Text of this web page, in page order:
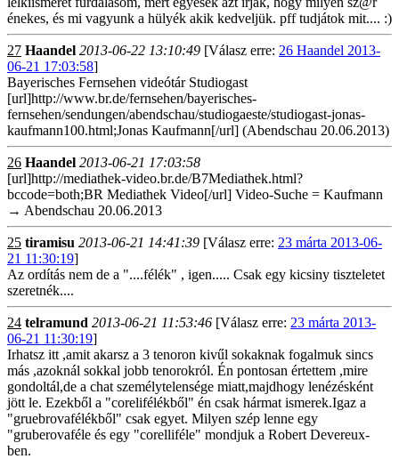
énekes, és mi vagyunk a hülyék akik kedveljük. pff tudjátok mit.... :)
27 Haandel 2013-06-22 13:10:49 [Válasz erre: 26 Haandel 2013-
06-21 17:03:58]
Bayerisches Fernsehen videótár Studiogast
[url]http://www.br.de/fernsehen/bayerisches-
fernsehen/sendungen/abendschau/studiogaeste/studiogast-jonas-
kaufmann100.html;Jonas Kaufmann[/url] (Abendschau 20.06.2013)
26 Haandel 2013-06-21 17:03:58
[url]http://mediathek-video.br.de/B7Mediathek.html?
bccode=both;BR Mediathek Video[/url] Video-Suche = Kaufmann
→ Abendschau 20.06.2013
25 tiramisu 2013-06-21 14:41:39 [Válasz erre: 23 márta 2013-06-
21 11:30:19]
Az ordítás nem de a "....félék" , igen..... Csak egy kicsiny tiszteletet
szeretnék....
24 telramund 2013-06-21 11:53:46 [Válasz erre: 23 márta 2013-
06-21 11:30:19]
Irhatsz itt ,amit akarsz a 3 tenoron kivűl sokaknak fogalmuk sincs
más ,azoknál sokkal jobb tenorokról. Én pontosan értettem ,mire
gondoltál,de a chat személytelensége miatt,majdhogy lenézésként
jött le. Ezekből a "corelifélékből" én csak hármat ismerek.Igaz a
"gruebrovafélékből" csak egyet. Milyen szép lenne egy
"gruberovaféle és egy "corelliféle" mondjuk a Robert Devereux-
ben.